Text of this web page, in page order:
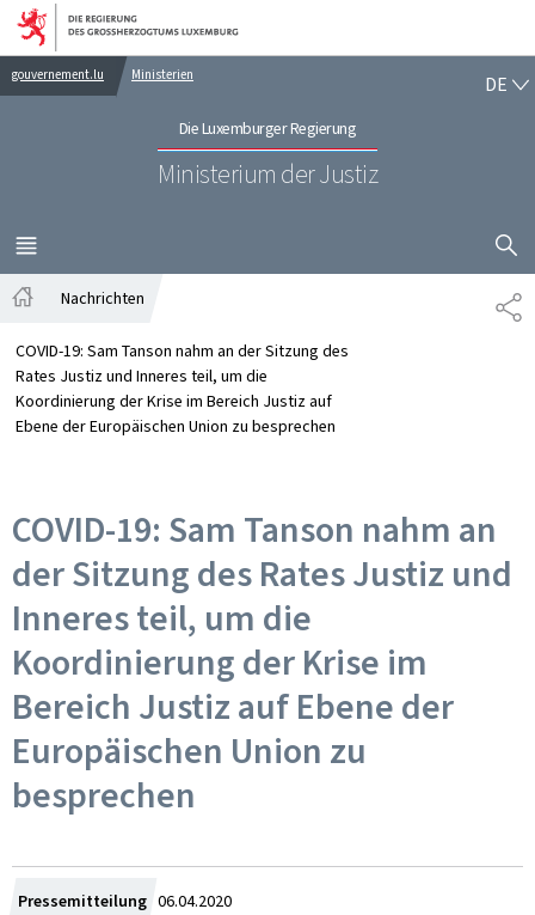
Zur Hauptnavigation
Zum Inhalt
gouvernement.lu Ministerien
Die Luxemburger Regierung
Ministerium der Justiz
DE
MENÜ
HAUPT-
Nachrichten
COVID-19: Sam Tanson nahm an der Sitzung des
Rates Justiz und Inneres teil, um die
Koordinierung der Krise im Bereich Justiz auf
Ebene der Europäischen Union zu besprechen
COVID-19: Sam Tanson nahm an
der Sitzung des Rates Justiz und
Inneres teil, um die
Koordinierung der Krise im
Bereich Justiz auf Ebene der
Europäischen Union zu
besprechen
Pressemitteilung Zum
06.04.2020